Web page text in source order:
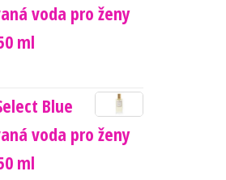
voda pro ženy
ml
Blue
voda pro ženy
ml